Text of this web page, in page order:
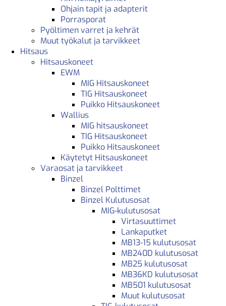
Ohjain tapit ja adapterit
Porrasporat
Pyöltimen varret ja kehrät
Muut työkalut ja tarvikkeet
Hitsaus
Hitsauskoneet
EWM
MIG Hitsauskoneet
TIG Hitsauskoneet
Puikko Hitsauskoneet
Wallius
MIG hitsauskoneet
TIG Hitsauskoneet
Puikko Hitsauskoneet
Käytetyt Hitsauskoneet
Varaosat ja tarvikkeet
Binzel
Binzel Polttimet
Binzel Kulutusosat
MIG-kulutusosat
Virtasuuttimet
Lankaputket
MB13-15 kulutusosat
MB240D kulutusosat
MB25 kulutusosat
MB36KD kulutusosat
MB501 kulutusosat
Muut kulutusosat